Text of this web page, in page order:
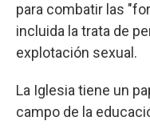
para combatir las
incluida la trata de
explotación sexual.
La Iglesia tiene un
campo de la